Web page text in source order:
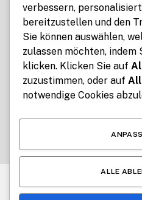
AUGUST 7, 2026
Kennzeichen
Zulassung
AUGUST 7, 2026
How Free
© 2026 Alle Rechte
verbessern,
bereitzustellen und den
Sie können auswählen,
zulassen möchten, indem
klicken. Klicken Sie auf
zuzustimmen, oder auf
notwendige Cookies
ALLE